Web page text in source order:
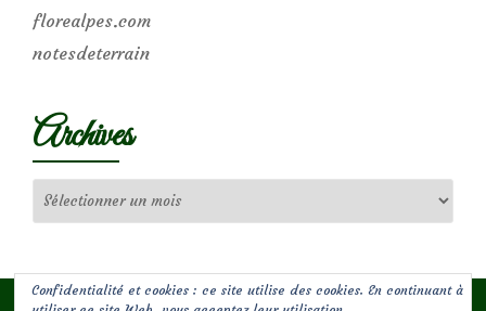
florealpes.com
notesdeterrain
Archives
Confidentialité et cookies : ce site utilise des cookies. En continuant à